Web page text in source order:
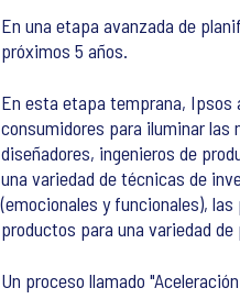
En una etapa avanzada de
próximos 5 años.
En esta etapa temprana, Ipsos
consumidores para iluminar
diseñadores, ingenieros de
una variedad de técnicas de
(emocionales y funcionales),
productos para una variedad
Un proceso llamado